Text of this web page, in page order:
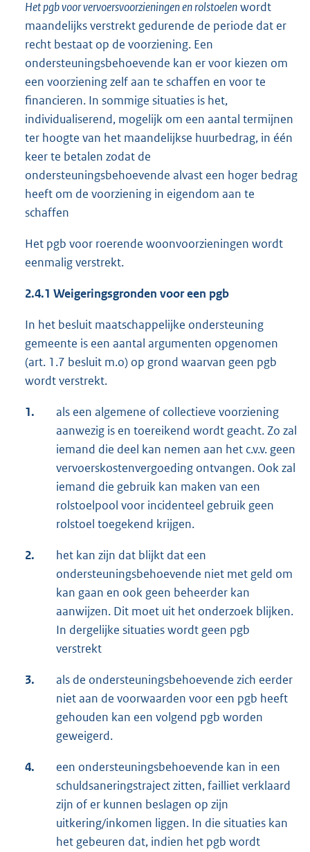
Het pgb voor vervoersvoorzieningen en rolstoelenwordt
maandelijks verstrekt gedurende de periode dat er
recht bestaat op de voorziening. Een
ondersteuningsbehoevende kan er voor kiezen om
een voorziening zelf aan te schaffen en voor te
financieren. In sommige situaties is het,
individualiserend, mogelijk om een aantal termijnen
ter hoogte van het maandelijkse huurbedrag, in één
keer te betalen zodat de
ondersteuningsbehoevende alvast een hoger bedrag
heeft om de voorziening in eigendom aan te
schaffen
Het pgb voor roerende woonvoorzieningen wordt
eenmalig verstrekt.
2.4.1 Weigeringsgronden voor een pgb
In het besluit maatschappelijke ondersteuning
gemeente is een aantal argumenten opgenomen
(art. 1.7 besluit m.o) op grond waarvan geen pgb
wordt verstrekt.
1.
als een algemene of collectieve voorziening
aanwezig is en toereikend wordt geacht. Zo zal
iemand die deel kan nemen aan het c.v.v. geen
vervoerskostenvergoeding ontvangen. Ook zal
iemand die gebruik kan maken van een
rolstoelpool voor incidenteel gebruik geen
rolstoel toegekend krijgen.
2.
het kan zijn dat blijkt dat een
ondersteuningsbehoevende niet met geld om
kan gaan en ook geen beheerder kan
aanwijzen. Dit moet uit het onderzoek blijken.
In dergelijke situaties wordt geen pgb
verstrekt
3.
als de ondersteuningsbehoevende zich eerder
niet aan de voorwaarden voor een pgb heeft
gehouden kan een volgend pgb worden
geweigerd.
4.
een ondersteuningsbehoevende kan in een
schuldsaneringstraject zitten, failliet verklaard
zijn of er kunnen beslagen op zijn
uitkering/inkomen liggen. In die situaties kan
het gebeuren dat, indien het pgb wordt